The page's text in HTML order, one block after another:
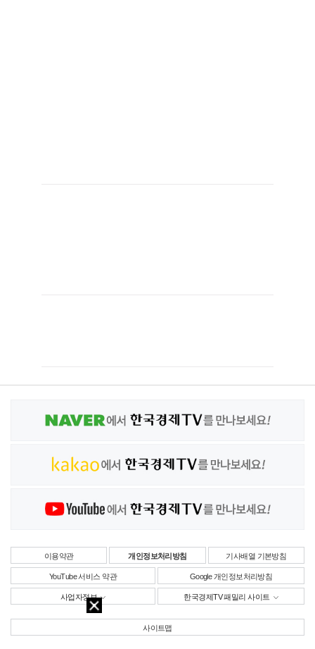
이용약관 개인정보처리방침 기사배열 기본방침
YouTube 서비스 약관 Google 개인정보처리방침
사업자정보 한국경제TV 패밀리 사이트
사이트맵